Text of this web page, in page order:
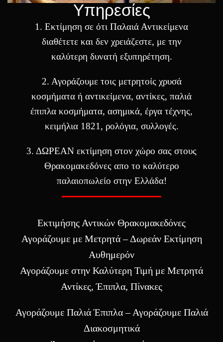
Υπηρεσίες
1. Eκτίμηση σε ότι Παλαιά Αντικείμενα
διαθέτετε και δεν χρειάζεστε, με την
καλύτερη δυνατή εξυπηρέτηση.
2. Αγοράζουμε τοις μετρητοίς χρυσά
κοσμήματα ή αντικείμενα, αντίκες, παλιά
έπιπλα κοσμήματα, ασημικά, έργα τέχνης,
κειμήλια 1821, ρολόγια, συλλογές.
3. ΔΩΡΕΑΝ εκτίμηση στον χώρο σας στους
Θρακομακεδόνες απο το καλύτερο
παλαιοπωλείο στην Ελλάδα!
Εκτιμήσης Αντικών Θρακομακεδόνες
Αγοράζουμε με Μετρητά – Δωρεάν Εκτίμηση
Αυθημερόν
Αγοράζουμε στην Καλύτερη Τιμή με Μετρητά
Αντίκες, Έπιπλα, Πίνακες
Αγοράζουμε Παλιά Έπιπλα – Αγοράζουμε Παλιά
Διακοσμητικά